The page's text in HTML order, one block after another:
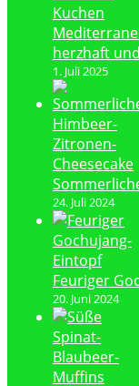
herzhaft
1. Juli 2025
24. Juli 2024
Feuriger
20. Juni 2024